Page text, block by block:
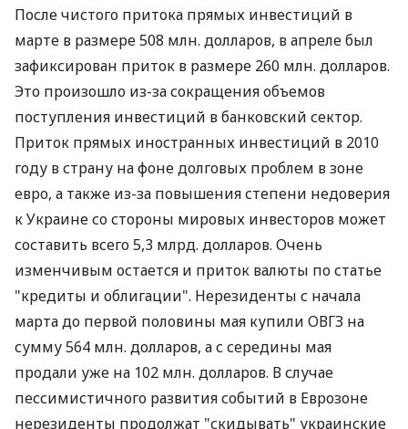
После чистого притока прямых инвестиций в
марте в размере 508 млн. долларов, в апреле был
зафиксирован приток в размере 260 млн. долларов.
Это произошло из-за сокращения объемов
поступления инвестиций в банковский сектор.
Приток прямых иностранных инвестиций в 2010
году в страну на фоне долговых проблем в зоне
евро, а также из-за повышения степени недоверия
к Украине со стороны мировых инвесторов может
составить всего 5,3 млрд. долларов. Очень
изменчивым остается и приток валюты по статье
"кредиты и облигации". Нерезиденты с начала
марта до первой половины мая купили ОВГЗ на
сумму 564 млн. долларов, а с середины мая
продали уже на 102 млн. долларов. В случае
пессимистичного развития событий в Еврозоне
нерезиденты продолжат "скидывать" украинские